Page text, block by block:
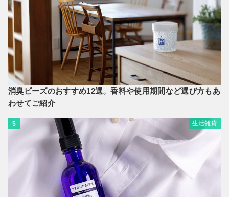
消臭ビーズのおすすめ12選。香料や使用期間など選び方もあ
わせてご紹介
5 生活雑貨